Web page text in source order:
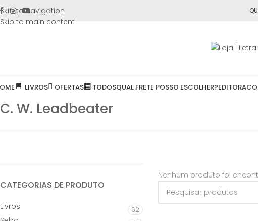
Skip to navigation
Skip to main content
LIVROS OFERTAS TODOSQUAL FRETE POSSO ESCOLHER?EDITORA
C. W. Leadbeater
CATEGORIAS DE PRODUTO
Livros 62
Nenhum produto foi